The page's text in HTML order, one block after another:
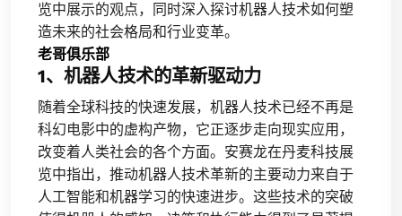
览中展示的观点，同时深入探讨机器人技术如何塑
造未来的社会格局和行业变革。
老哥俱乐部
1、机器人技术的革新驱动力
随着全球科技的快速发展，机器人技术已经不再是
科幻电影中的虚构产物，它正逐步走向现实应用，
改变着人类社会的各个方面。安赛龙在丹麦科技展
览中指出，推动机器人技术革新的主要动力来自于
人工智能和机器学习的快速进步。这些技术的突破